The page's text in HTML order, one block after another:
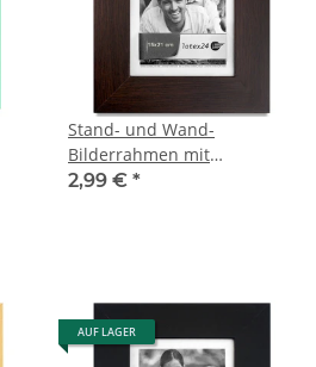
Stand- und Wand-
Bilderrahmen mit
Glasscheibe, 15 x 21 cm
2,99 € *
AUF LAGER